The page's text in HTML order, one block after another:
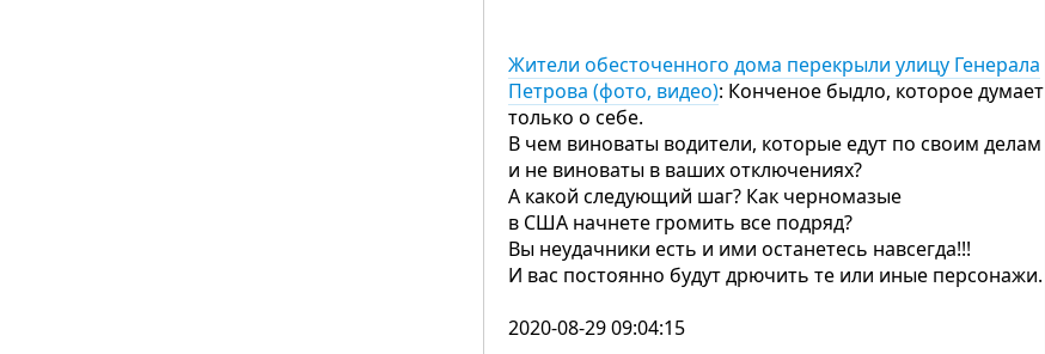
Жители обесточенного дома перекрыли улицу Генерала
Петрова (фото, видео): Конченое быдло, которое думает
только о себе.
В чем виноваты водители, которые едут по своим делам
и не виноваты в ваших отключениях?
А какой следующий шаг? Как черномазые
в США начнете громить все подряд?
Вы неудачники есть и ими останетесь навсегда!!!
И вас постоянно будут дрючить те или иные персонажи.
2020-08-29 09:04:15